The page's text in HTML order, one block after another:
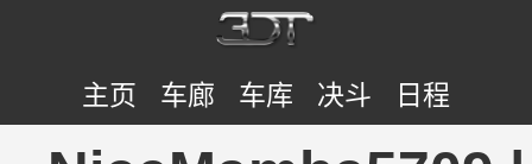
主页 车廊 车库 决斗 日程